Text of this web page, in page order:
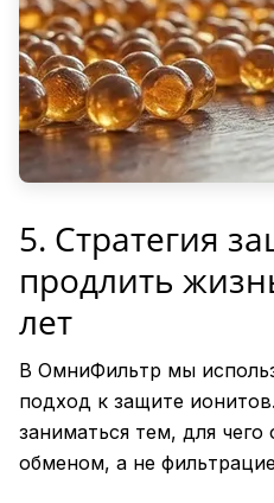
5. Стратегия
продлить
лет
В ОмниФильтр мы
подход к защите
заниматься тем, для
обменом, а не